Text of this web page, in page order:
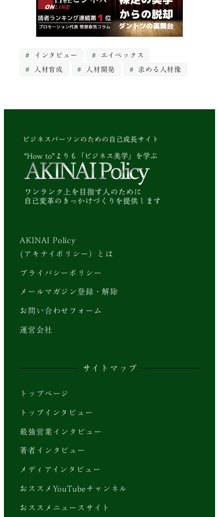
インタビュー
エイベックス
人材育成
人材開発 求める人材像
AKINAI Policy
(アキナイポリシー）とは
プライバシーポリシー
メールマガジン登録・解除
お問い合わせフォーム
運営会社
サイトマップ
トップページ
トップインタビュー
最強営業インタビュー
著者インタビュー
メディアインタビュー
おススメYouTubeチャンネル
おススメニュースサイト